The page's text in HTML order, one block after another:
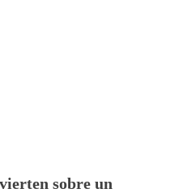
sobre un